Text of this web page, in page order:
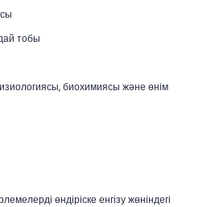
тобы
биохимиясы және өнім
өндіріске енгізу жөніндегі